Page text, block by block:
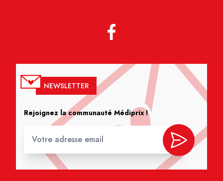
NEWSLETTER
Rejoignez la communauté Médiprix !